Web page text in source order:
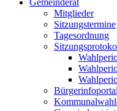
Gemeinderat
Mitglieder
Sitzungstermine
Tagesordnung
Bürgerinfoportal